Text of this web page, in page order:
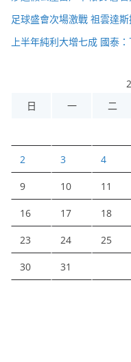
足球盛會次場激戰 祖雲達
上半年純利大增七成 國泰
日
一 二
2 3 4
9 10 11
16 17 18
23 24 25
30 31